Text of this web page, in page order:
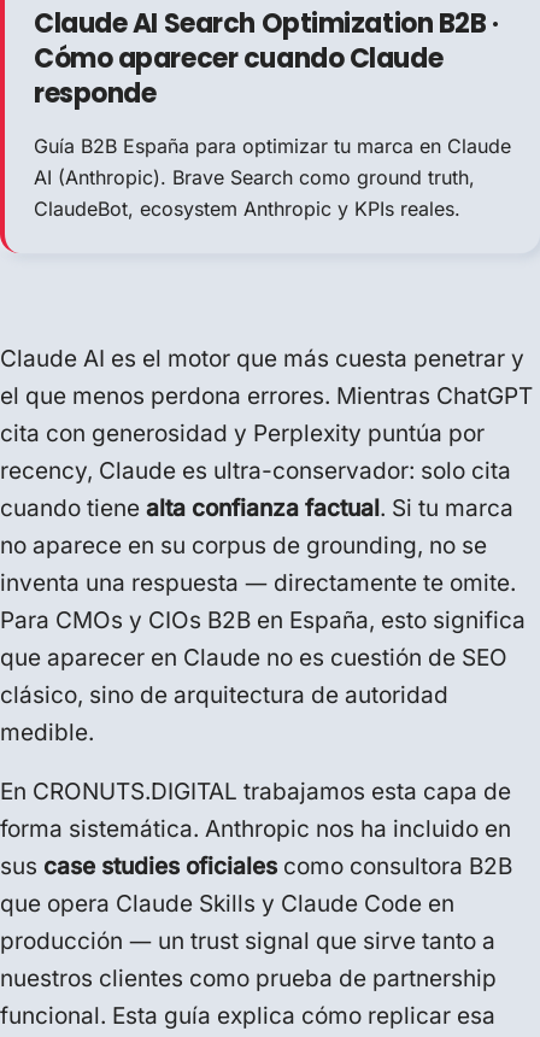
Claude AI Search Optimization B2B ·
Cómo aparecer cuando Claude
responde
Guía B2B España para optimizar tu marca en Claude
AI (Anthropic). Brave Search como ground truth,
ClaudeBot, ecosystem Anthropic y KPIs reales.
Claude AI es el motor que más cuesta penetrar y
el que menos perdona errores. Mientras ChatGPT
cita con generosidad y Perplexity puntúa por
recency, Claude es ultra-conservador: solo cita
cuando tiene alta confianza factual. Si tu marca
no aparece en su corpus de grounding, no se
inventa una respuesta — directamente te omite.
Para CMOs y CIOs B2B en España, esto significa
que aparecer en Claude no es cuestión de SEO
clásico, sino de arquitectura de autoridad
medible.
En CRONUTS.DIGITAL trabajamos esta capa de
forma sistemática. Anthropic nos ha incluido en
sus case studies oficiales como consultora B2B
que opera Claude Skills y Claude Code en
producción — un trust signal que sirve tanto a
nuestros clientes como prueba de partnership
funcional. Esta guía explica cómo replicar esa